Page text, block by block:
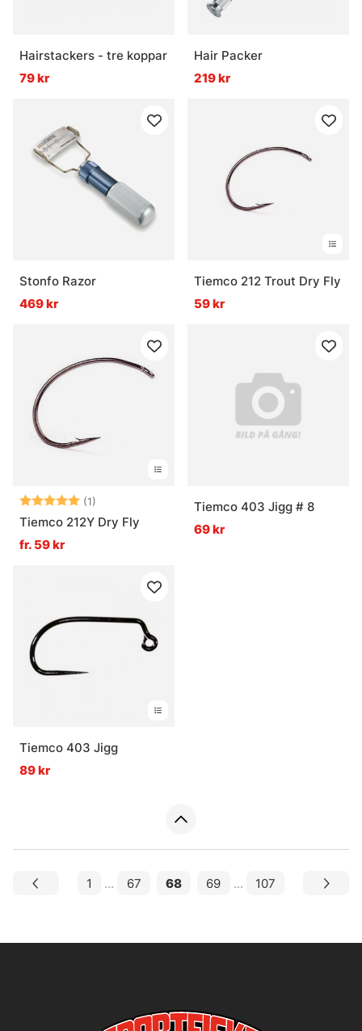
Hairstackers - tre koppar
79 kr
Hair Packer
219 kr
Stonfo Razor
469 kr
Tiemco 212 Trout Dry Fly
59 kr
Betyg: (1)
5.0 utav 5 stjärnor
Tiemco 212Y Dry Fly
fr. 59 kr
Tiemco 403 Jigg # 8
69 kr
Tiemco 403 Jigg
89 kr
1 ... 67 68 69 ... 107